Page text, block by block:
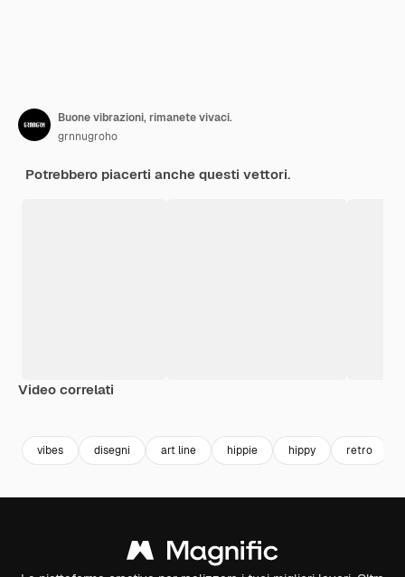
Buone vibrazioni, rimanete vivaci.
grnnugroho
Potrebbero piacerti anche questi vettori.
Video correlati
vibes disegni art line hippie hippy retro